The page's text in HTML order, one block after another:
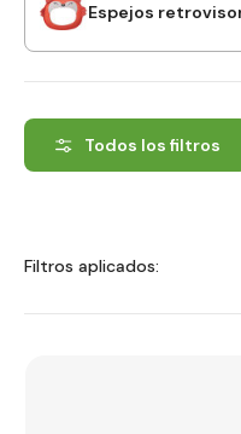
Espejos
Todos los filtros
Filtros aplicados: